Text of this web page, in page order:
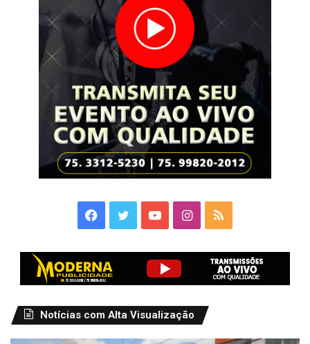
Facebook
TwitterYouTubeInstagram
RSS
Notícias com Alta Visualização